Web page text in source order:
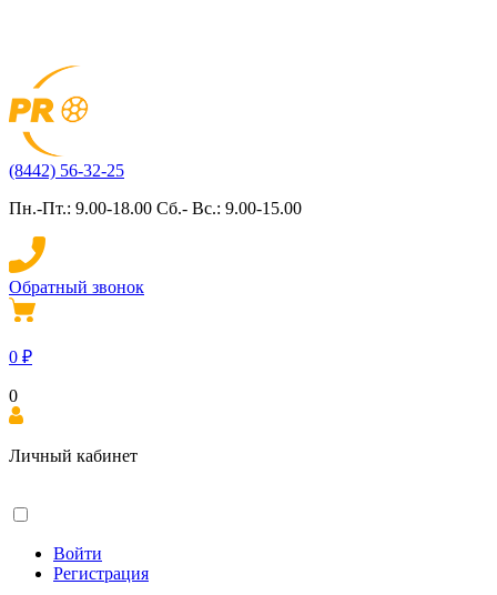
(8442) 56-32-25
Пн.-Пт.: 9.00-18.00 Сб.- Вс.: 9.00-15.00
Обратный звонок
0 ₽
0
Личный кабинет
Войти
Регистрация